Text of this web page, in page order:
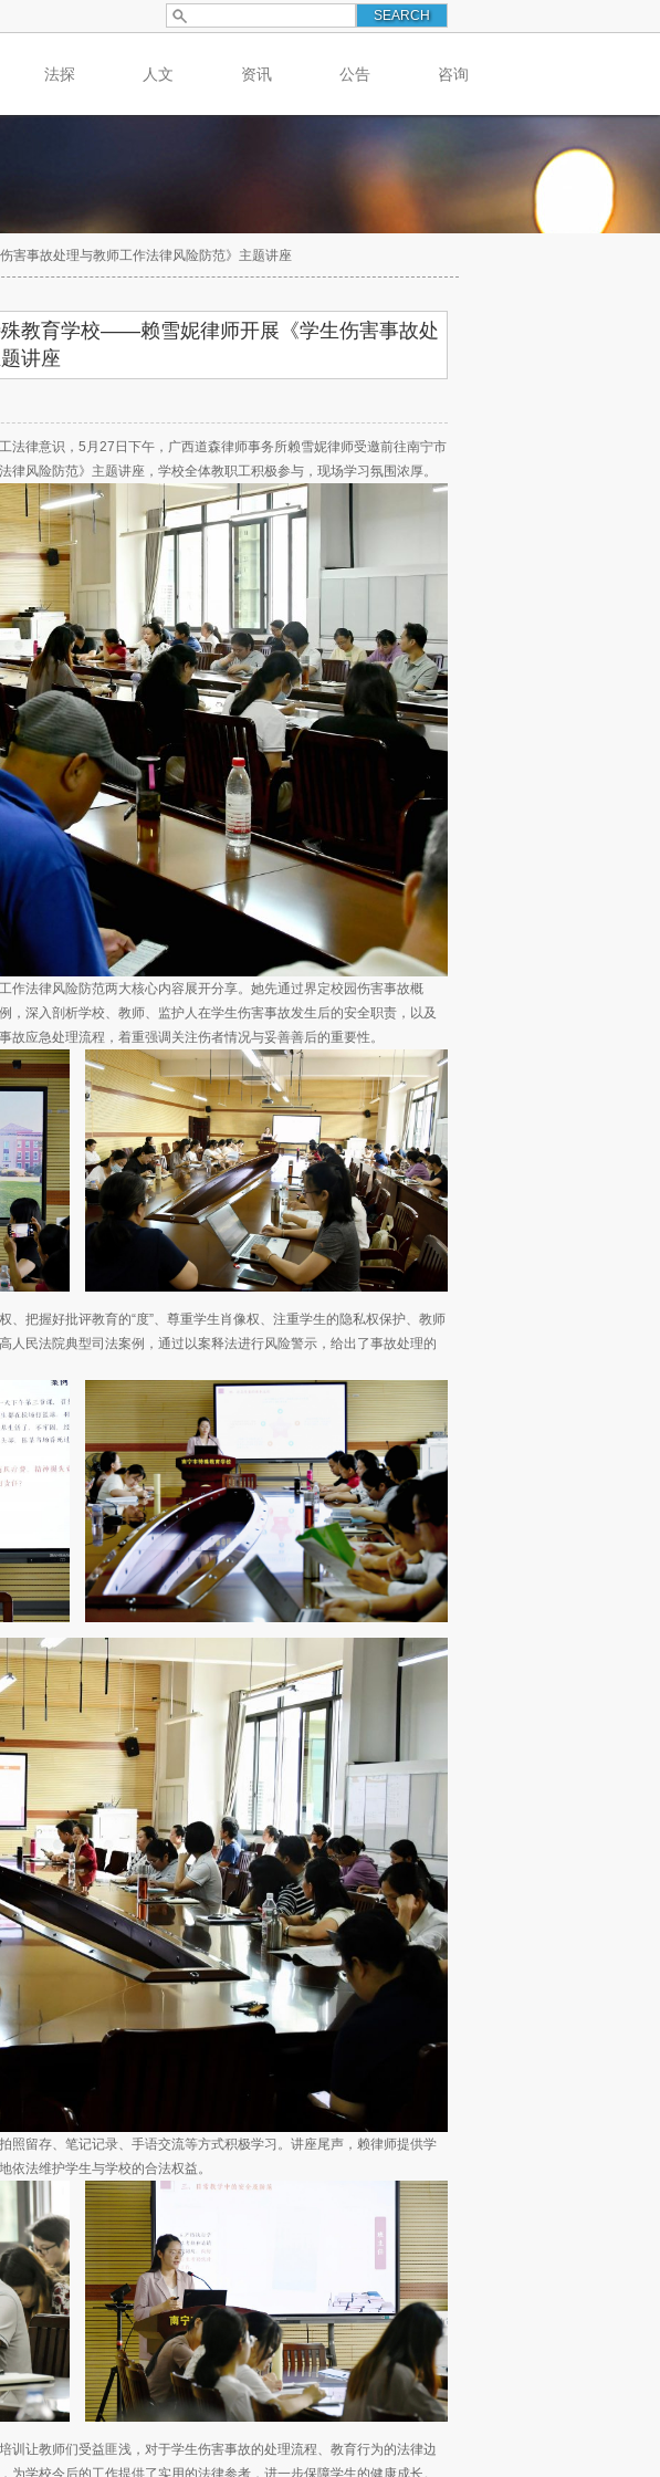
法探 人文 资讯 公告 咨询
事故处理与教师工作法律风险防范》主题讲座
教育学校——赖雪妮律师开展《学生伤害事故处
讲座
法律意识，5月27日下午，广西道森律师事务所赖雪妮律师受邀前往南宁市
风险防范》主题讲座，学校全体教职工积极参与，现场学习氛围浓厚。
作法律风险防范两大核心内容展开分享。她先通过界定校园伤害事故概
，深入剖析学校、教师、监护人在学生伤害事故发生后的安全职责，以及
故应急处理流程，着重强调关注伤者情况与妥善善后的重要性。
、把握好批评教育的“度”、尊重学生肖像权、注重学生的隐私权保护、教师
人民法院典型司法案例，通过以案释法进行风险警示，给出了事故处理的
照留存、笔记记录、手语交流等方式积极学习。讲座尾声，赖律师提供学
依法维护学生与学校的合法权益。
训让教师们受益匪浅，对于学生伤害事故的处理流程、教育行为的法律边